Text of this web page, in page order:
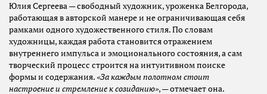
Юлия Сергеева — свободный художник, уроженка Белгорода,
работающая в авторской манере и не ограничивающая себя
рамками одного художественного стиля. По словам
художницы, каждая работа становится отражением
внутреннего импульса и эмоционального состояния, а сам
творческий процесс строится на интуитивном поиске
формы и содержания.«За каждым полотном стоит
настроение и стремление к созиданию», — отмечает она.